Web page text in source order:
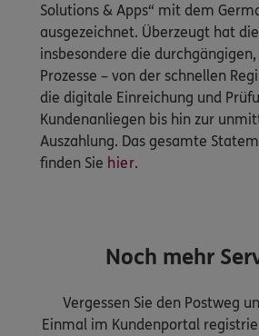
Solutions & Apps“ mit dem
ausgezeichnet. Überzeugt hat
insbesondere die
Prozesse – von der schnellen
die digitale Einreichung und
Kundenanliegen bis hin zur
Auszahlung. Das gesamte
finden Sie hier.
Noch mehr
Vergessen Sie den Postweg
Einmal im Kundenportal